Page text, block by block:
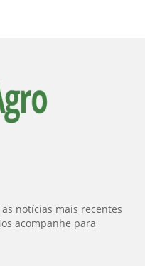
notícias mais recentes
acompanhe para